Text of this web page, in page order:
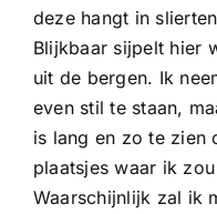
deze hangt in
Blijkbaar sijpelt hier
uit de bergen. Ik
even stil te staan,
is lang en zo te zien
plaatsjes waar ik
Waarschijnlijk zal ik